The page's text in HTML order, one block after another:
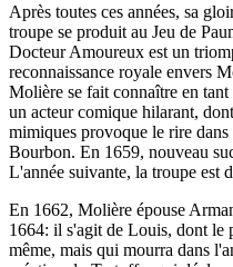
Après toutes ces années, sa
troupe se produit au Jeu de
Docteur Amoureux est un
reconnaissance royale envers
Molière se fait connaître en
un acteur comique hilarant,
mimiques provoque le rire
Bourbon. En 1659, nouveau
L'année suivante, la troupe est
En 1662, Molière épouse
1664: il s'agit de Louis, dont le
même, mais qui mourra dans